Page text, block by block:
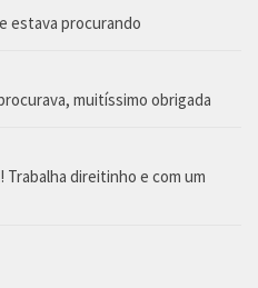
estava procurando
muitíssimo obrigada
direitinho e com um